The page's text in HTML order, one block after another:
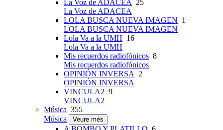
La Voz de ADACEA
25
La Voz de ADACEA
LOLA BUSCA NUEVA IMAGEN 1
LOLA BUSCA NUEVA IMAGEN
Lola Va a la UMH 16
Lola Va a la UMH
Mis recuerdos radiofónicos 8
Mis recuerdos radiofónicos
OPINIÓN INVERSA
2
OPINIÓN INVERSA
VINCULA2 9
VINCULA2
Música 355
Música
Veure més